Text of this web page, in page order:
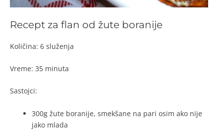
Recept za flan od žute boranije
Količina: 6 služenja
Vreme: 35 minuta
Sastojci:
300g žute boranije, smekšane na pari osim ako nije
jako mlada